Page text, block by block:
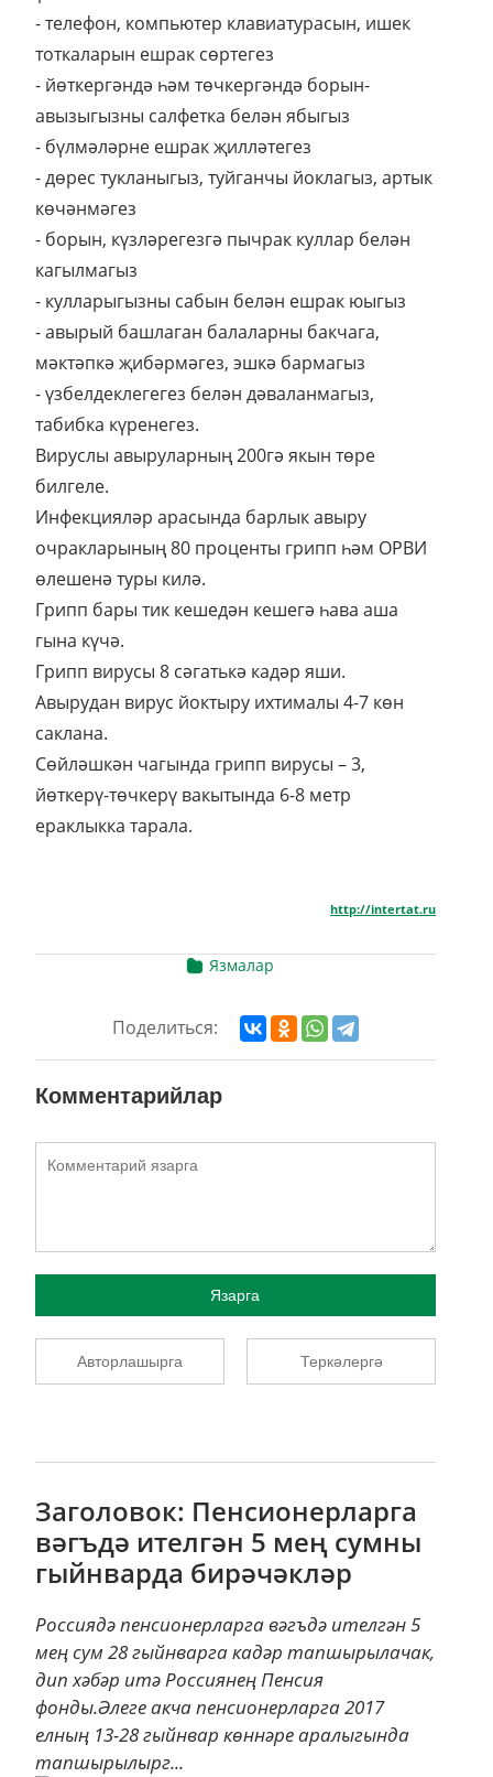
- телефон, компьютер клавиатурасын, ишек
тоткаларын ешрак сөртегез
- йөткергәндә һәм төчкергәндә борын-
авызыгызны салфетка белән ябыгыз
- бүлмәләрне ешрак җилләтегез
- дөрес тукланыгыз, туйганчы йоклагыз, артык
көчәнмәгез
- борын, күзләрегезгә пычрак куллар белән
кагылмагыз
- кулларыгызны сабын белән ешрак юыгыз
- авырый башлаган балаларны бакчага,
мәктәпкә җибәрмәгез, эшкә бармагыз
- үзбелдеклегегез белән дәваланмагыз,
табибка күренегез.
Вируслы авыруларның 200гә якын төре
билгеле.
Инфекцияләр арасында барлык авыру
очракларының 80 проценты грипп һәм ОРВИ
өлешенә туры килә.
Грипп бары тик кешедән кешегә һава аша
гына күчә.
Грипп вирусы 8 сәгатькә кадәр яши.
Авырудан вирус йоктыру ихтималы 4-7 көн
саклана.
Сөйләшкән чагында грипп вирусы – 3,
йөткерү-төчкерү вакытында 6-8 метр
ераклыкка тарала.
http://intertat.ru
Язмалар
Поделиться:
Комментарийлар
Язарга
Авторлашырга Теркәлергә
Заголовок: Пенсионерларга
вәгъдә ителгән 5 мең сумны
гыйнварда бирәчәкләр
Россиядә пенсионерларга вәгъдә ителгән 5
мең сум 28 гыйнварга кадәр тапшырылачак,
дип хәбәр итә Россиянең Пенсия
фонды.Әлеге акча пенсионерларга 2017
елның 13-28 гыйнвар көннәре аралыгында
тапшырылырг...